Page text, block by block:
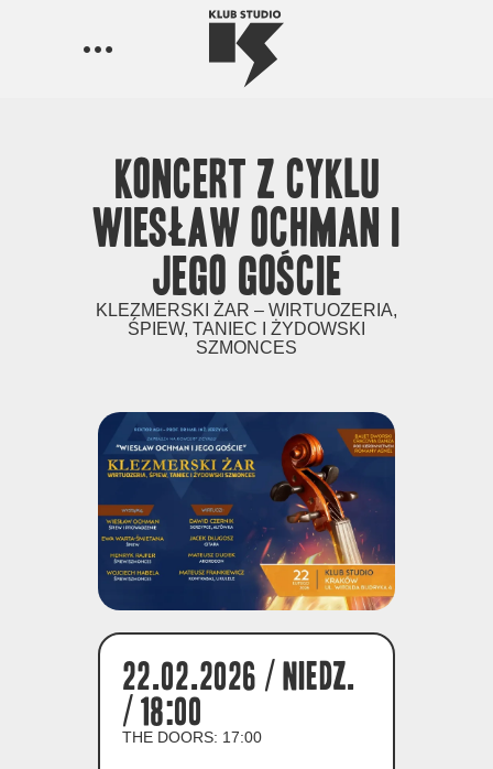
Koncert z cyklu
Wiesław Ochman i
Jego goście
KLEZMERSKI ŻAR – WIRTUOZERIA,
ŚPIEW, TANIEC I ŻYDOWSKI
SZMONCES
22.02.2026 / niedz.
/ 18:00
THE DOORS: 17:00